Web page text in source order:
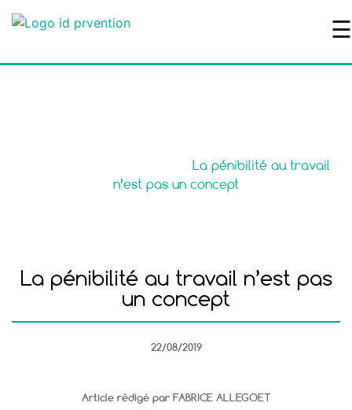
☰
La pénibilité au travail
n’est pas un concept
La pénibilité au travail n’est pas
un concept
22/08/2019
Article rédigé par FABRICE ALLEGOET